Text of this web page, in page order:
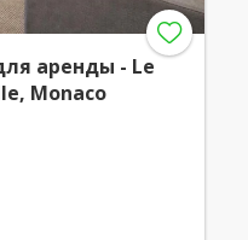
аренды - Le
Monaco